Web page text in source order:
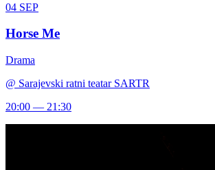
04 SEP
Horse Me
Drama
@ Sarajevski ratni teatar SARTR
20:00 — 21:30